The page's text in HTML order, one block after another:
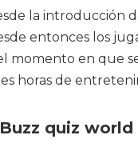
la introducción
entonces los
momento en que
horas de
quiz world